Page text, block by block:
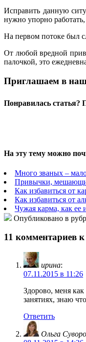
Исправить данную
нужно упорно
На первом потоке был
От любой вредной
палочкой, это
Приглашаем в
Понравилась статья?
На эту тему можно
Много званых –
Привычки,
Как избавиться от
Как избавиться от
Чужая карма, как ее
Опубликовано в
11 комментариев
ирина:
07.11.2015 в 11:26
Здорово, меня как
занятиях, знаю
Ответить
Ольга